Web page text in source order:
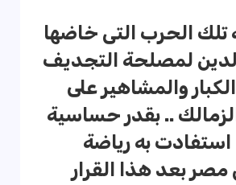
تلك الحرب التى خاضها
لمصلحة التجديف
والمشاهير على
.. بقدر حساسية
استفادت به رياضة
بعد هذا القرار